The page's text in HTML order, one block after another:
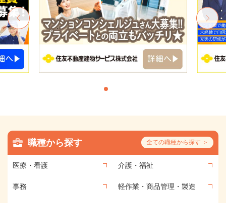
職種から探す 全ての職種から探す ＞
医療・看護 介護・福祉
事務 軽作業・商品管理・製造